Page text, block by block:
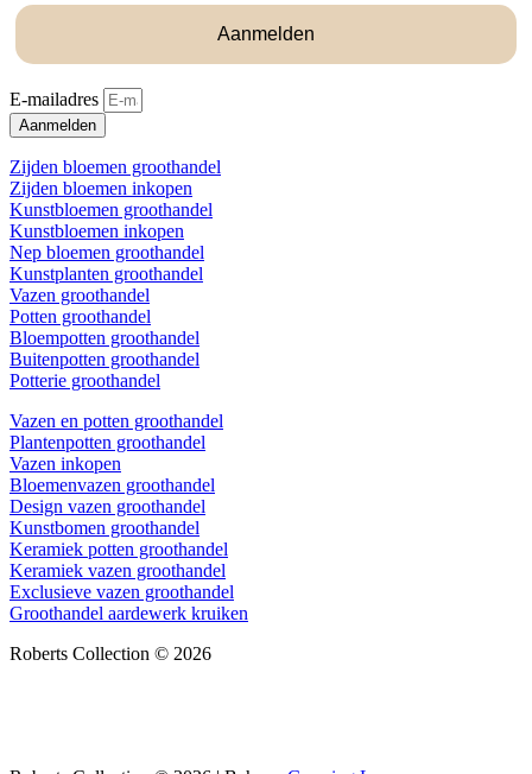
Aanmelden
E-mailadres
Aanmelden
Zijden bloemen groothandel
Zijden bloemen inkopen
Kunstbloemen groothandel
Kunstbloemen inkopen
Nep bloemen groothandel
Kunstplanten groothandel
Vazen groothandel
Potten groothandel
Bloempotten groothandel
Buitenpotten groothandel
Potterie groothandel
Vazen en potten groothandel
Plantenpotten groothandel
Vazen inkopen
Bloemenvazen groothandel
Design vazen groothandel
Kunstbomen groothandel
Keramiek potten groothandel
Keramiek vazen groothandel
Exclusieve vazen groothandel
Groothandel aardewerk kruiken
Roberts Collection © 2026